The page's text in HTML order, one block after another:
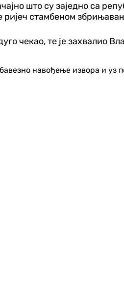
што су заједно са
стамбеном
чекао, те је
навођење извора и